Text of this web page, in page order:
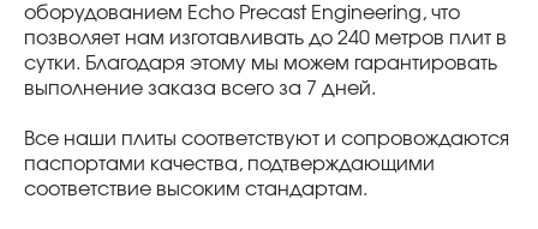
оборудованием Echo Precast Engineering, что
позволяет нам изготавливать до 240 метров плит в
сутки. Благодаря этому мы можем гарантировать
выполнение заказа всего за 7 дней.
Все наши плиты соответствуют и сопровождаются
паспортами качества, подтверждающими
соответствие высоким стандартам.